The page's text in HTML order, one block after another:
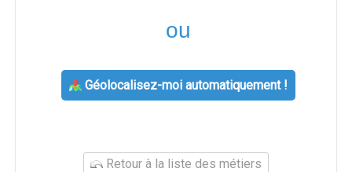
ou
Géolocalisez-moi automatiquement !
Retour à la liste des métiers